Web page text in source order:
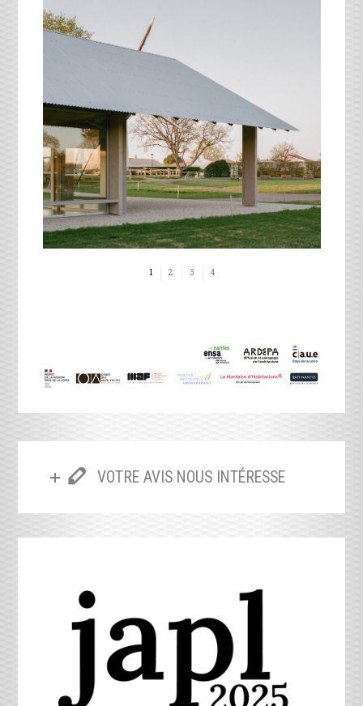
1 2 3 4
VOTRE AVIS NOUS INTÉRESSE